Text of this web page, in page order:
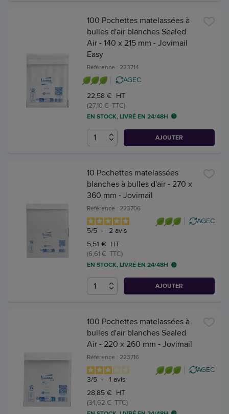
100 Pochettes matelassées à
bulles d'air blanches Sealed
Air - 140 x 215 mm - Jovimail
Easy
Référence : 223714
AGEC
22,58 € HT
(27,10 € TTC)
EN STOCK, LIVRÉ EN 24/48H
AJOUTER
10 Pochettes matelassées
blanches à bulles d'air - 270 x
360 mm - Jovimail
Référence : 223706
5/5 - 2 avis
AGEC
5,51 € HT
(6,61 € TTC)
EN STOCK, LIVRÉ EN 24/48H
AJOUTER
100 Pochettes matelassées à
bulles d'air blanches Sealed
Air - 220 x 260 mm - Jovimail
Référence : 223716
3/5 - 1 avis
AGEC
28,85 € HT
(34,62 € TTC)